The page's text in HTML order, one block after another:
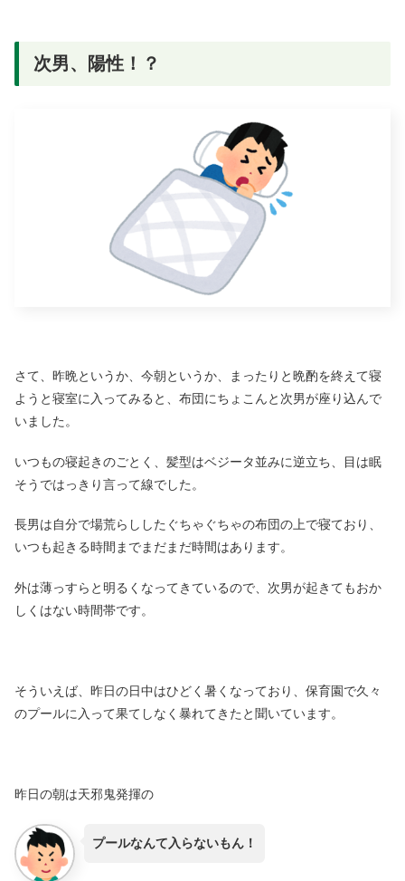
次男、陽性！？
さて、昨晩というか、今朝というか、まったりと晩酌を終えて寝
ようと寝室に入ってみると、布団にちょこんと次男が座り込んで
いました。
いつもの寝起きのごとく、髪型はベジータ並みに逆立ち、目は眠
そうではっきり言って線でした。
長男は自分で場荒らししたぐちゃぐちゃの布団の上で寝ており、
いつも起きる時間までまだまだ時間はあります。
外は薄っすらと明るくなってきているので、次男が起きてもおか
しくはない時間帯です。
そういえば、昨日の日中はひどく暑くなっており、保育園で久々
のプールに入って果てしなく暴れてきたと聞いています。
昨日の朝は天邪鬼発揮の
プールなんて入らないもん！